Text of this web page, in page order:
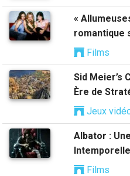
«
romantique
Films
Sid Meier’s
Ère de
Jeux
Albator :
Intemporelle
Films